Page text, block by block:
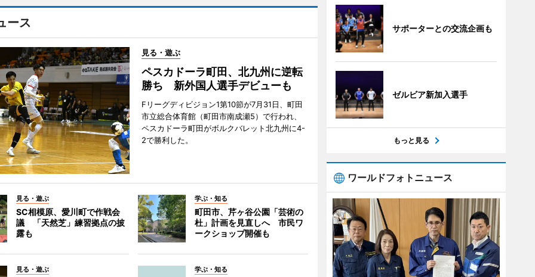
ース
見る・遊ぶ
ペスカドーラ町田、北九州に逆転
勝ち 新外国人選手デビューも
Fリーグディビジョン1第10節が7月31日、町田
市立総合体育館（町田市南成瀬5）で行われ、
ペスカドーラ町田がボルクバレット北九州に4-
2で勝利した。
見る・遊ぶ
SC相模原、愛川町で作戦会
議 「天然芝」練習拠点の披
露も
学ぶ・知る
町田市、芹ヶ谷公園「芸術の
杜」計画を見直しへ 市民ワ
ークショップ開催も
見る・遊ぶ 学ぶ・知る
サポーターとの交流企画も
ゼルビア新加入選手
もっと見る
ワールドフォトニュース